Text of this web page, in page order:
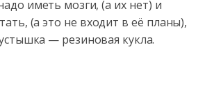
иметь мозги, (а их нет) и
(а это не входит в её планы),
— резиновая кукла.